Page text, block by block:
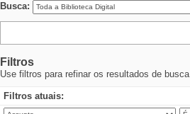
Busca:
Filtros
Use filtros para refinar os resultados de busca.
Filtros atuais: